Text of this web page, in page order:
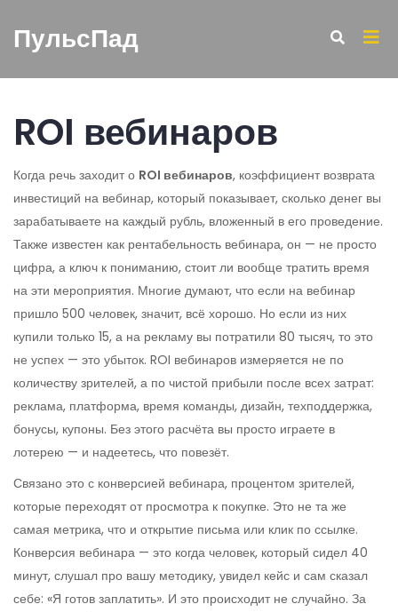
ПульсПад
ROI вебинаров
Когда речь заходит о ROI вебинаров, коэффициент возврата
инвестиций на вебинар, который показывает, сколько денег вы
зарабатываете на каждый рубль, вложенный в его проведение.
Также известен как рентабельность вебинара, он — не просто
цифра, а ключ к пониманию, стоит ли вообще тратить время
на эти мероприятия. Многие думают, что если на вебинар
пришло 500 человек, значит, всё хорошо. Но если из них
купили только 15, а на рекламу вы потратили 80 тысяч, то это
не успех — это убыток. ROI вебинаров измеряется не по
количеству зрителей, а по чистой прибыли после всех затрат:
реклама, платформа, время команды, дизайн, техподдержка,
бонусы, купоны. Без этого расчёта вы просто играете в
лотерею — и надеетесь, что повезёт.
Связано это с конверсией вебинара, процентом зрителей,
которые переходят от просмотра к покупке. Это не та же
самая метрика, что и открытие письма или клик по ссылке.
Конверсия вебинара — это когда человек, который сидел 40
минут, слушал про вашу методику, увидел кейс и сам сказал
себе: «Я готов заплатить». И это происходит не случайно. За